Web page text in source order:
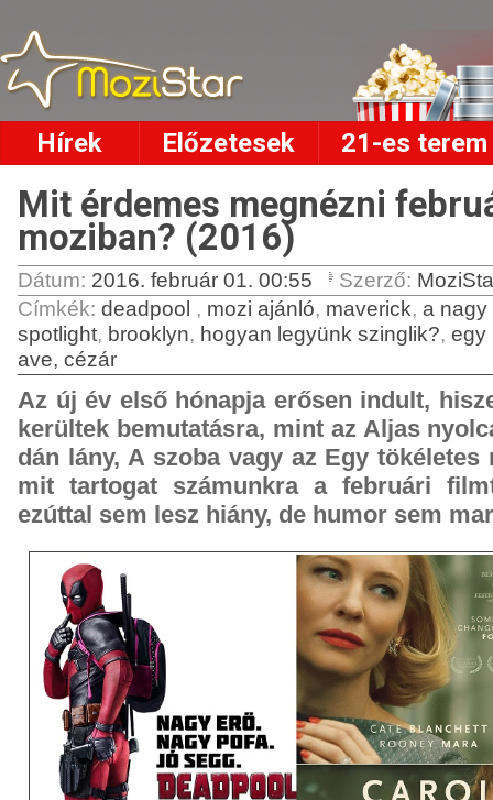
Hírek Előzetesek 21-es terem
Mit érdemes megnézni
moziban? (2016)
Dátum: 2016. február 01. 00:55 Szerző:
Címkék: deadpool , mozi ajánló, maverick, a nagy
spotlight, brooklyn, hogyan legyünk szinglik?, egy
ave, cézár
Az új év első hónapja erősen indult,
kerültek bemutatásra, mint az Aljas
dán lány, A szoba vagy az Egy tökéletes
mit tartogat számunkra a februári
ezúttal sem lesz hiány, de humor sem